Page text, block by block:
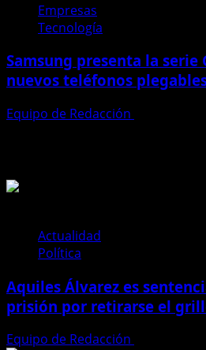
Empresas
Tecnología
Samsung presenta la serie
nuevos teléfonos
Equipo de Redacción
Actualidad
Política
Aquiles Álvarez es
prisión por retirarse el
Equipo de Redacción